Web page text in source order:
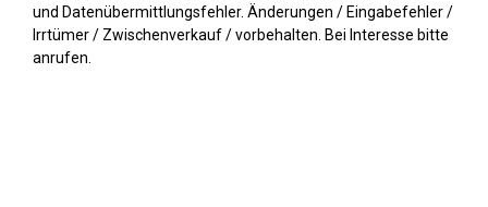
und Datenübermittlungsfehler. Änderungen / Eingabefehler /
Irrtümer / Zwischenverkauf / vorbehalten. Bei Interesse bitte
anrufen.